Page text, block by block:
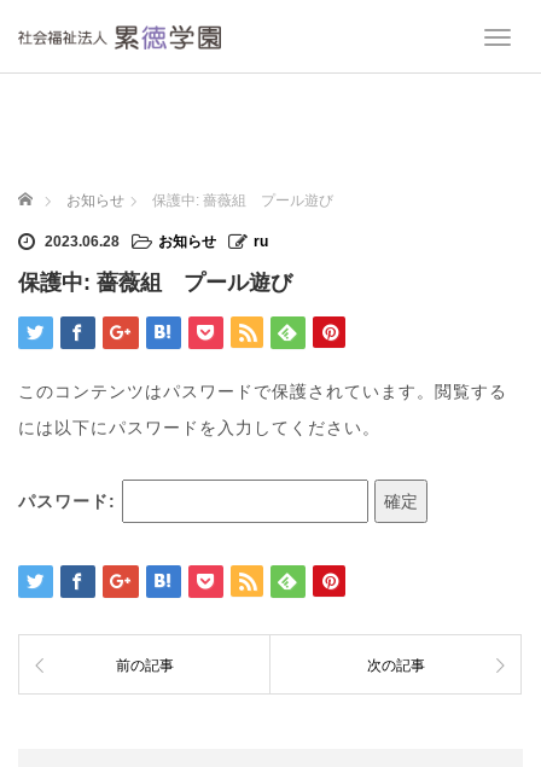
T
n
ホーム お知らせ 保護中: 薔薇組 プール遊び
2023.06.28 お知らせ ru
保護中: 薔薇組 プール遊び
このコンテンツはパスワードで保護されています。閲覧する
には以下にパスワードを入力してください。
パスワード:
前の記事 次の記事